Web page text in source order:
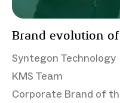
Brand evolution
Syntegon Technology
KMS Team
Corporate Brand of